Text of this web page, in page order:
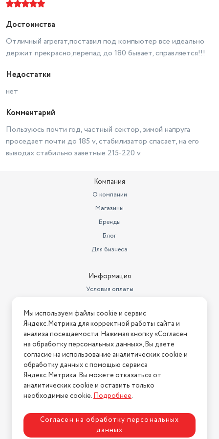
Максимальное входное
Достоинства
Отличный агрегат,поставил под компьютер все идеально
держит прекрасно,перепад до 180 бывает, справляется!!!
Недостатки
нет
Комментарий
Пользуюсь почти год, частный сектор, зимой напруга
проседает почти до 185 v, стабилизатор спасает, на его
выводах стабильно заветные 215-220 v.
Компания
О компании
Магазины
Бренды
Блог
Для бизнеса
Информация
Условия оплаты
Условия возврата
Нашли ошибку на сайте? Напишите нам
2026 © Интернет-магазин "АстМаркет". У нас есть всё!
Политика конфиденциальности
Мы используем файлы cookie и сервис
Яндекс.Метрика для корректной работы сайта и
анализа посещаемости. Нажимая кнопку «Согласен
на обработку персональных данных», Вы даете
согласие на использование аналитических cookie и
обработку данных с помощью сервиса
Яндекс.Метрика. Вы можете отказаться от
аналитических cookie и оставить только
необходимые cookie.Подробнее.
Согласен на обработку персональных
данных